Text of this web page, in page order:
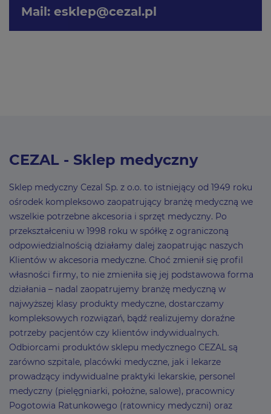
Mail: esklep@cezal.pl
CEZAL - Sklep medyczny
Sklep medyczny Cezal Sp. z o.o. to istniejący od 1949 roku
ośrodek kompleksowo zaopatrujący branżę medyczną we
wszelkie potrzebne akcesoria i sprzęt medyczny. Po
przekształceniu w 1998 roku w spółkę z ograniczoną
odpowiedzialnością działamy dalej zaopatrując naszych
Klientów w akcesoria medyczne. Choć zmienił się profil
własności firmy, to nie zmieniła się jej podstawowa forma
działania – nadal zaopatrujemy branżę medyczną w
najwyższej klasy produkty medyczne, dostarczamy
kompleksowych rozwiązań, bądź realizujemy doraźne
potrzeby pacjentów czy klientów indywidualnych.
Odbiorcami produktów sklepu medycznego CEZAL są
zarówno szpitale, placówki medyczne, jak i lekarze
prowadzący indywidualne praktyki lekarskie, personel
medyczny (pielęgniarki, położne, salowe), pracownicy
Pogotowia Ratunkowego (ratownicy medyczni) oraz